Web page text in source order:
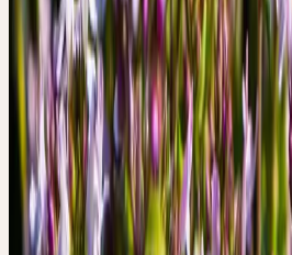
Le thym est l'une des plus anciennes
méditerranéen, avec une histoire de
l'Égypte ancienne, il était utilisé pour
parfumaient les temples avec du thym
l'encens) et l'appréciaient comme
Moyen Âge, il était cultivé dans toute
contre la peste, les mauvais esprits et